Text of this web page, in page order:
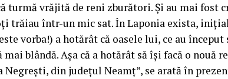
turmă vrăjită de reni zburători. Și au mai fost
trăiau într-un mic sat. În Laponia exista,
vorba!) a hotărât că oasele lui, ce au
mai blândă. Așa că a hotărât să își facă o nouă
Negrești, din județul Neamț”, se arată în